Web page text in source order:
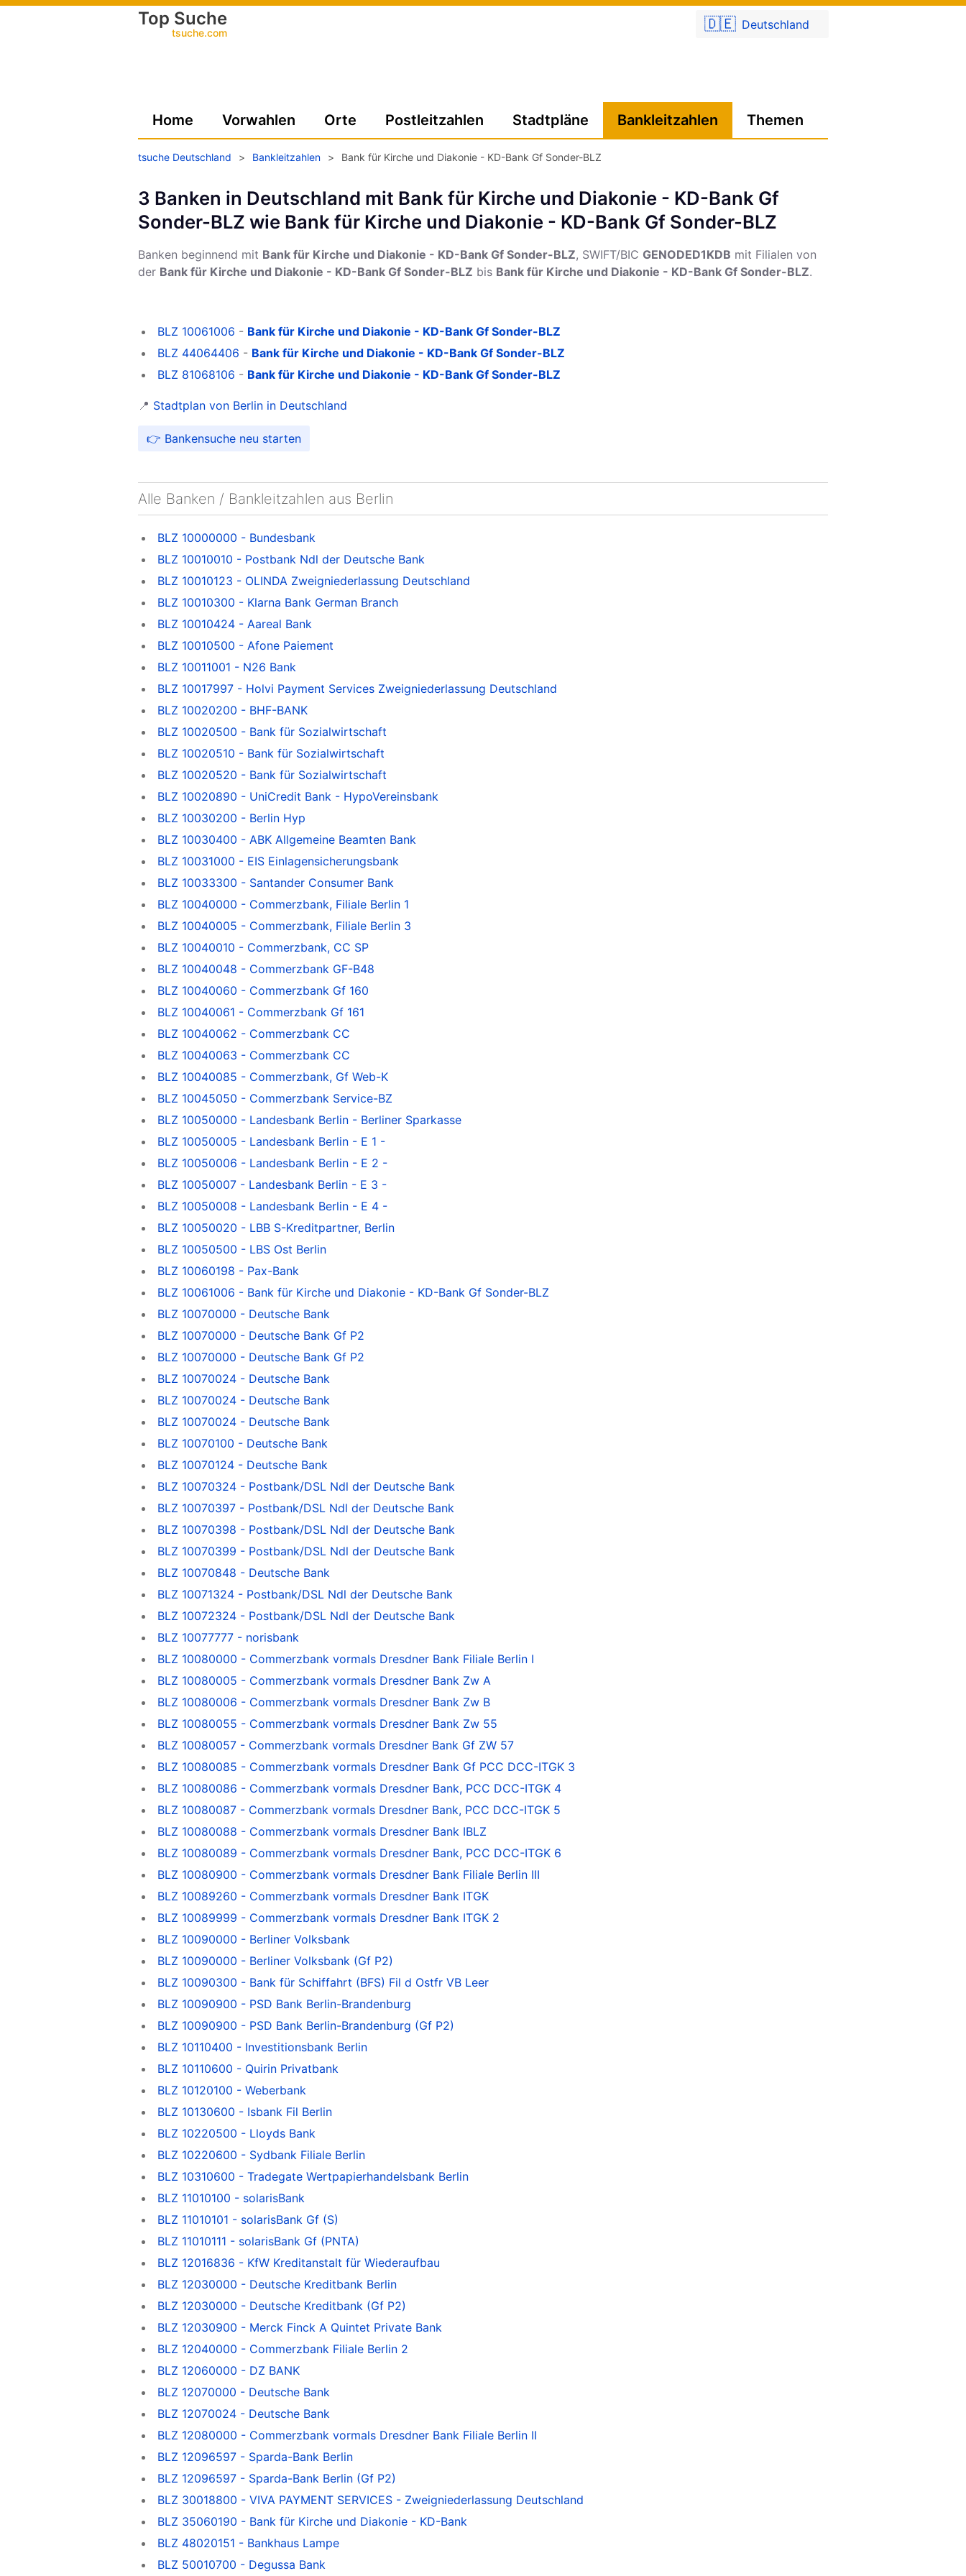
🇩🇪 Deutschland
Top Suche
tsuche.com
Home Vorwahlen Orte Postleitzahlen Stadtpläne Bankleitzahlen Themen
tsuche Deutschland > Bankleitzahlen > Bank für Kirche und Diakonie - KD-Bank Gf Sonder-BLZ
3 Banken in Deutschland mit Bank für Kirche und Diakonie - KD-Bank Gf
Sonder-BLZ wie Bank für Kirche und Diakonie - KD-Bank Gf Sonder-BLZ
Banken beginnend mit Bank für Kirche und Diakonie - KD-Bank Gf Sonder-BLZ, SWIFT/BIC GENODED1KDB mit Filialen von
der Bank für Kirche und Diakonie - KD-Bank Gf Sonder-BLZ bis Bank für Kirche und Diakonie - KD-Bank Gf Sonder-BLZ.
BLZ 10061006 - Bank für Kirche und Diakonie - KD-Bank Gf Sonder-BLZ
BLZ 44064406 - Bank für Kirche und Diakonie - KD-Bank Gf Sonder-BLZ
BLZ 81068106 - Bank für Kirche und Diakonie - KD-Bank Gf Sonder-BLZ
📍 Stadtplan von Berlin in Deutschland
👉 Bankensuche neu starten
Alle Banken / Bankleitzahlen aus Berlin
BLZ 10000000 - Bundesbank
BLZ 10010010 - Postbank Ndl der Deutsche Bank
BLZ 10010123 - OLINDA Zweigniederlassung Deutschland
BLZ 10010300 - Klarna Bank German Branch
BLZ 10010424 - Aareal Bank
BLZ 10010500 - Afone Paiement
BLZ 10011001 - N26 Bank
BLZ 10017997 - Holvi Payment Services Zweigniederlassung Deutschland
BLZ 10020200 - BHF-BANK
BLZ 10020500 - Bank für Sozialwirtschaft
BLZ 10020510 - Bank für Sozialwirtschaft
BLZ 10020520 - Bank für Sozialwirtschaft
BLZ 10020890 - UniCredit Bank - HypoVereinsbank
BLZ 10030200 - Berlin Hyp
BLZ 10030400 - ABK Allgemeine Beamten Bank
BLZ 10031000 - EIS Einlagensicherungsbank
BLZ 10033300 - Santander Consumer Bank
BLZ 10040000 - Commerzbank, Filiale Berlin 1
BLZ 10040005 - Commerzbank, Filiale Berlin 3
BLZ 10040010 - Commerzbank, CC SP
BLZ 10040048 - Commerzbank GF-B48
BLZ 10040060 - Commerzbank Gf 160
BLZ 10040061 - Commerzbank Gf 161
BLZ 10040062 - Commerzbank CC
BLZ 10040063 - Commerzbank CC
BLZ 10040085 - Commerzbank, Gf Web-K
BLZ 10045050 - Commerzbank Service-BZ
BLZ 10050000 - Landesbank Berlin - Berliner Sparkasse
BLZ 10050005 - Landesbank Berlin - E 1 -
BLZ 10050006 - Landesbank Berlin - E 2 -
BLZ 10050007 - Landesbank Berlin - E 3 -
BLZ 10050008 - Landesbank Berlin - E 4 -
BLZ 10050020 - LBB S-Kreditpartner, Berlin
BLZ 10050500 - LBS Ost Berlin
BLZ 10060198 - Pax-Bank
BLZ 10061006 - Bank für Kirche und Diakonie - KD-Bank Gf Sonder-BLZ
BLZ 10070000 - Deutsche Bank
BLZ 10070000 - Deutsche Bank Gf P2
BLZ 10070000 - Deutsche Bank Gf P2
BLZ 10070024 - Deutsche Bank
BLZ 10070024 - Deutsche Bank
BLZ 10070024 - Deutsche Bank
BLZ 10070100 - Deutsche Bank
BLZ 10070124 - Deutsche Bank
BLZ 10070324 - Postbank/DSL Ndl der Deutsche Bank
BLZ 10070397 - Postbank/DSL Ndl der Deutsche Bank
BLZ 10070398 - Postbank/DSL Ndl der Deutsche Bank
BLZ 10070399 - Postbank/DSL Ndl der Deutsche Bank
BLZ 10070848 - Deutsche Bank
BLZ 10071324 - Postbank/DSL Ndl der Deutsche Bank
BLZ 10072324 - Postbank/DSL Ndl der Deutsche Bank
BLZ 10077777 - norisbank
BLZ 10080000 - Commerzbank vormals Dresdner Bank Filiale Berlin I
BLZ 10080005 - Commerzbank vormals Dresdner Bank Zw A
BLZ 10080006 - Commerzbank vormals Dresdner Bank Zw B
BLZ 10080055 - Commerzbank vormals Dresdner Bank Zw 55
BLZ 10080057 - Commerzbank vormals Dresdner Bank Gf ZW 57
BLZ 10080085 - Commerzbank vormals Dresdner Bank Gf PCC DCC-ITGK 3
BLZ 10080086 - Commerzbank vormals Dresdner Bank, PCC DCC-ITGK 4
BLZ 10080087 - Commerzbank vormals Dresdner Bank, PCC DCC-ITGK 5
BLZ 10080088 - Commerzbank vormals Dresdner Bank IBLZ
BLZ 10080089 - Commerzbank vormals Dresdner Bank, PCC DCC-ITGK 6
BLZ 10080900 - Commerzbank vormals Dresdner Bank Filiale Berlin III
BLZ 10089260 - Commerzbank vormals Dresdner Bank ITGK
BLZ 10089999 - Commerzbank vormals Dresdner Bank ITGK 2
BLZ 10090000 - Berliner Volksbank
BLZ 10090000 - Berliner Volksbank (Gf P2)
BLZ 10090300 - Bank für Schiffahrt (BFS) Fil d Ostfr VB Leer
BLZ 10090900 - PSD Bank Berlin-Brandenburg
BLZ 10090900 - PSD Bank Berlin-Brandenburg (Gf P2)
BLZ 10110400 - Investitionsbank Berlin
BLZ 10110600 - Quirin Privatbank
BLZ 10120100 - Weberbank
BLZ 10130600 - Isbank Fil Berlin
BLZ 10220500 - Lloyds Bank
BLZ 10220600 - Sydbank Filiale Berlin
BLZ 10310600 - Tradegate Wertpapierhandelsbank Berlin
BLZ 11010100 - solarisBank
BLZ 11010101 - solarisBank Gf (S)
BLZ 11010111 - solarisBank Gf (PNTA)
BLZ 12016836 - KfW Kreditanstalt für Wiederaufbau
BLZ 12030000 - Deutsche Kreditbank Berlin
BLZ 12030000 - Deutsche Kreditbank (Gf P2)
BLZ 12030900 - Merck Finck A Quintet Private Bank
BLZ 12040000 - Commerzbank Filiale Berlin 2
BLZ 12060000 - DZ BANK
BLZ 12070000 - Deutsche Bank
BLZ 12070024 - Deutsche Bank
BLZ 12080000 - Commerzbank vormals Dresdner Bank Filiale Berlin II
BLZ 12096597 - Sparda-Bank Berlin
BLZ 12096597 - Sparda-Bank Berlin (Gf P2)
BLZ 30018800 - VIVA PAYMENT SERVICES - Zweigniederlassung Deutschland
BLZ 35060190 - Bank für Kirche und Diakonie - KD-Bank
BLZ 48020151 - Bankhaus Lampe
BLZ 50010700 - Degussa Bank